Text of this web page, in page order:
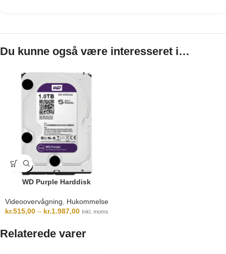
Du kunne også være interesseret i…
WD Purple Harddisk
Videoovervågning, Hukommelse
kr.515,00– kr.1.987,00 Inkl. moms
Relaterede varer